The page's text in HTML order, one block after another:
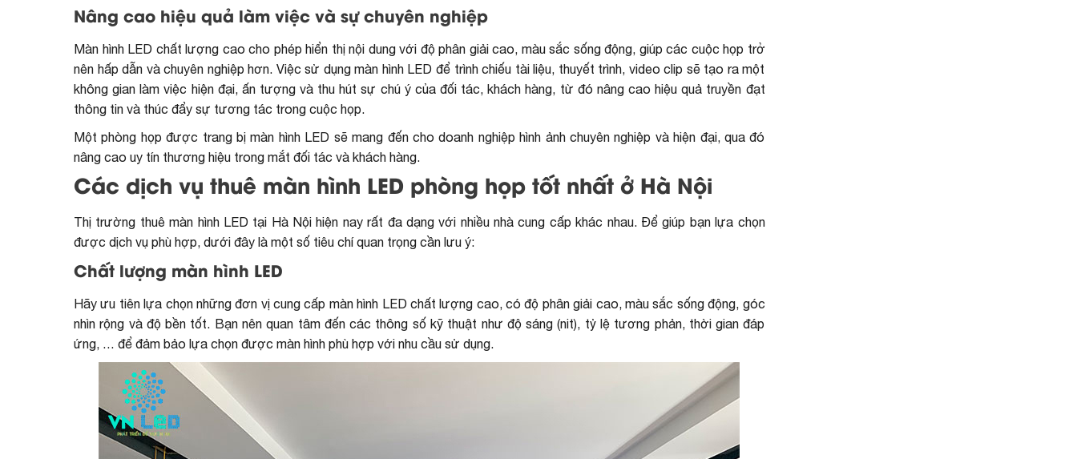
Nâng cao hiệu quả làm việc và sự chuyên nghiệp
Màn hình LED chất lượng cao cho phép hiển thị nội dung với độ phân giải cao, màu sắc sống động, giúp các cuộc họp trở
nên hấp dẫn và chuyên nghiệp hơn. Việc sử dụng màn hình LED để trình chiếu tài liệu, thuyết trình, video clip sẽ tạo ra một
không gian làm việc hiện đại, ấn tượng và thu hút sự chú ý của đối tác, khách hàng, từ đó nâng cao hiệu quả truyền đạt
thông tin và thúc đẩy sự tương tác trong cuộc họp.
Một phòng họp được trang bị màn hình LED sẽ mang đến cho doanh nghiệp hình ảnh chuyên nghiệp và hiện đại, qua đó
nâng cao uy tín thương hiệu trong mắt đối tác và khách hàng.
Các dịch vụ thuê màn hình LED phòng họp tốt nhất ở Hà Nội
Thị trường thuê màn hình LED tại Hà Nội hiện nay rất đa dạng với nhiều nhà cung cấp khác nhau. Để giúp bạn lựa chọn
được dịch vụ phù hợp, dưới đây là một số tiêu chí quan trọng cần lưu ý:
Chất lượng màn hình LED
Hãy ưu tiên lựa chọn những đơn vị cung cấp màn hình LED chất lượng cao, có độ phân giải cao, màu sắc sống động, góc
nhìn rộng và độ bền tốt. Bạn nên quan tâm đến các thông số kỹ thuật như độ sáng (nit), tỷ lệ tương phản, thời gian đáp
ứng, … để đảm bảo lựa chọn được màn hình phù hợp với nhu cầu sử dụng.